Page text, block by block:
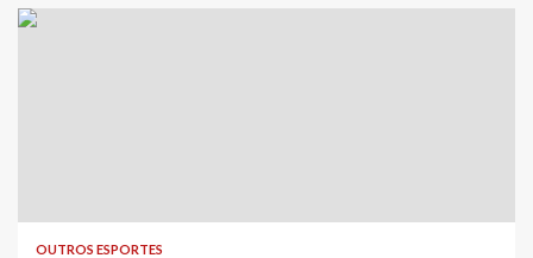
OUTROS ESPORTES